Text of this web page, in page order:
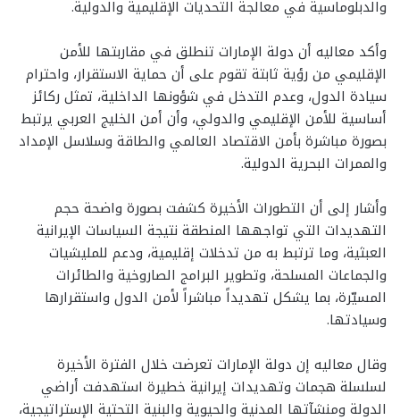
والدبلوماسية في معالجة التحديات الإقليمية والدولية.
وأكد معاليه أن دولة الإمارات تنطلق في مقاربتها للأمن
الإقليمي من رؤية ثابتة تقوم على أن حماية الاستقرار، واحترام
سيادة الدول، وعدم التدخل في شؤونها الداخلية، تمثل ركائز
أساسية للأمن الإقليمي والدولي، وأن أمن الخليج العربي يرتبط
بصورة مباشرة بأمن الاقتصاد العالمي والطاقة وسلاسل الإمداد
والممرات البحرية الدولية.
وأشار إلى أن التطورات الأخيرة كشفت بصورة واضحة حجم
التهديدات التي تواجهها المنطقة نتيجة السياسات الإيرانية
العبثية، وما ترتبط به من تدخلات إقليمية، ودعم للمليشيات
والجماعات المسلحة، وتطوير البرامج الصاروخية والطائرات
المسيّرة، بما يشكل تهديداً مباشراً لأمن الدول واستقرارها
وسيادتها.
وقال معاليه إن دولة الإمارات تعرضت خلال الفترة الأخيرة
لسلسلة هجمات وتهديدات إيرانية خطيرة استهدفت أراضي
الدولة ومنشآتها المدنية والحيوية والبنية التحتية الإستراتيجية،